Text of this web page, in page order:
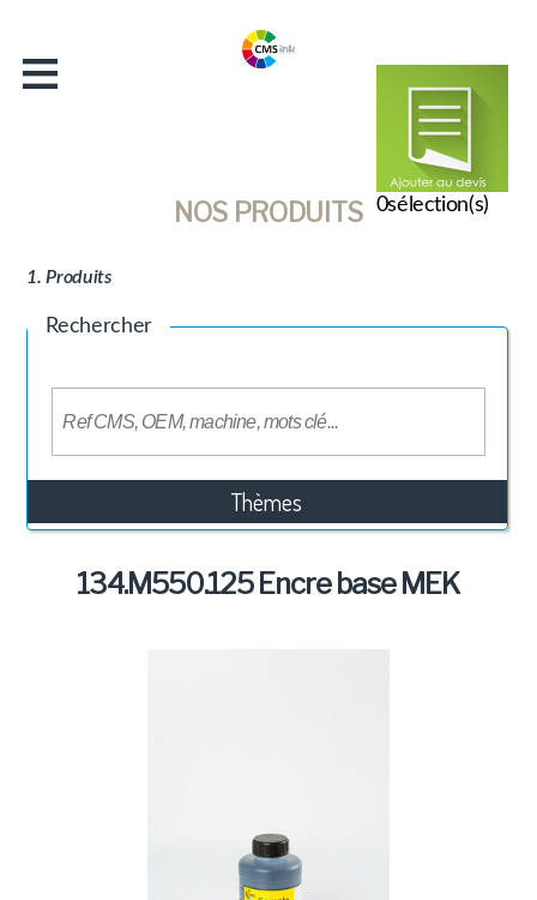
≡
Accueil
Contact
0sélection(s)
NOS PRODUITS
1. Produits
Rechercher
Thèmes
Produits
134.M550.125 Encre base MEK